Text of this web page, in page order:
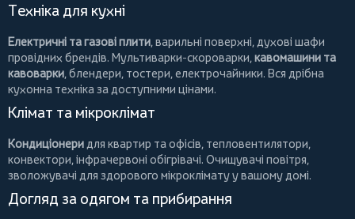
Техніка для кухні
Електричні та газові плити, варильні поверхні, духові шафи
провідних брендів. Мультиварки-скороварки,кавомашини та
кавоварки,блендери, тостери,електрочайники. Вся дрібна
кухонна техніка за доступними цінами.
Клімат та мікроклімат
Кондиціонеридля квартир та офісів, тепловентилятори,
конвектори,інфрачервоні обігрівачі. Очищувачі повітря,
зволожувачі для здорового мікроклімату у вашому домі.
Догляд за одягом та прибирання